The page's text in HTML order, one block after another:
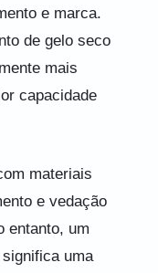
e marca.
de gelo seco
mais
capacidade
materiais
e vedação
entanto, um
uma